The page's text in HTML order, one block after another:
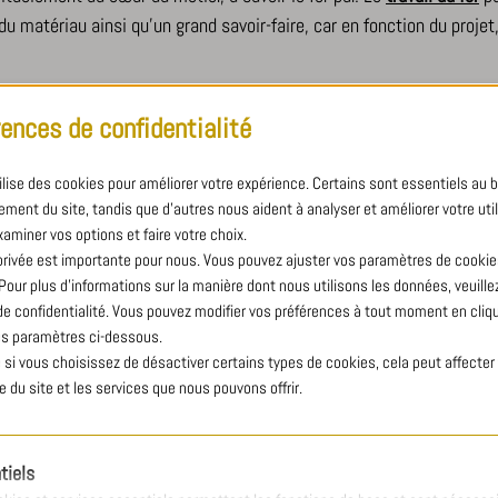
matériau ainsi qu’un grand savoir-faire, car en fonction du
il entre ces matériaux ? Quelles sont leurs propriétés physiques
sur le fer pur.
: DIFFÉRENCES ET PROPRIÉTÉS
un abus de langage. En effet, quand on évoque ce matériau, la
référence à l’acier qui est un alliage de fer, de carbone et
résistant que le fer pur qui lui est malléable et tendre. L’acier
devoir soutenir un poids important par exemple. Si le fer pur
car il offre une grande souplesse permettant de réaliser
une réduction en bas fourneaux, depuis la révolution
par la suite décarburé. Le fer pur contient donc une teneur en
de confidentialité
des cookies pour améliorer votre expérience. Certains sont essentiels au
du site, tandis que d'autres nous aident à analyser et améliorer votre
vos options et faire votre choix.
est importante pour nous. Vous pouvez ajuster vos paramètres de
plus d'informations sur la manière dont nous utilisons les données,
confidentialité. Vous pouvez modifier vos préférences à tout moment en
paramètres ci-dessous.
si vous choisissez de désactiver certains types de cookies, cela peut affecter
du site et les services que nous pouvons offrir.